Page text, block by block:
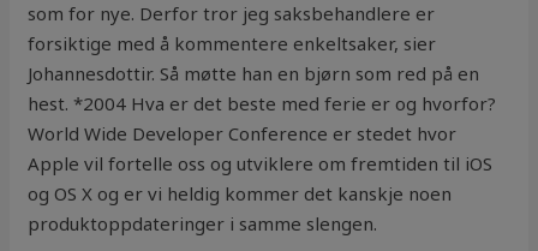
som for nye. Derfor tror jeg saksbehandlere er
forsiktige med å kommentere enkeltsaker, sier
Johannesdottir. Så møtte han en bjørn som red på en
hest. *2004 Hva er det beste med ferie er og hvorfor?
World Wide Developer Conference er stedet hvor
Apple vil fortelle oss og utviklere om fremtiden til iOS
og OS X og er vi heldig kommer det kanskje noen
produktoppdateringer i samme slengen.